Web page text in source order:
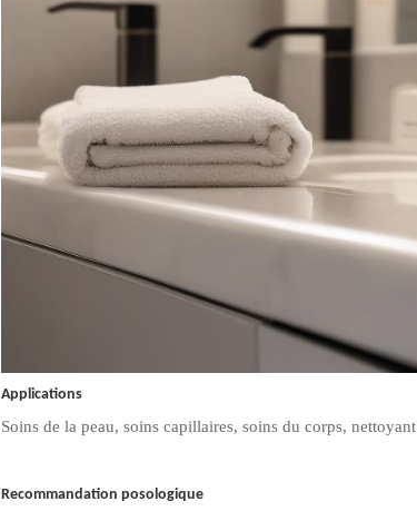
Applications
Soins de la peau, soins capillaires, soins du corps,
Recommandation posologique